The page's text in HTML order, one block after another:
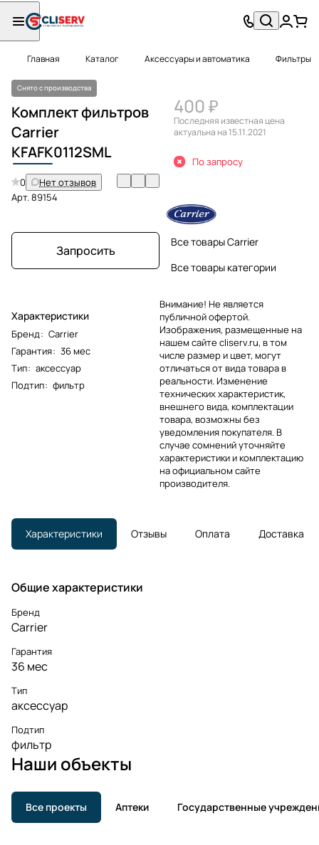
Главная Каталог Аксессуары и автоматика Фильтры
Снято с производства
Комплект фильтров
Carrier
KFAFK0112SML
0
Нет отзывов
Арт.89154
Запросить
Характеристики
Бренд: Carrier
Гарантия: 36 мес
Тип: аксессуар
Подтип: фильтр
400 ₽
Последняя известная цена
актуальна на 15.11.2021
По запросу
Все товары Carrier
Все товары категории
Внимание! Не является
публичной офертой.
Изображения, размещенные на
нашем сайте cliserv.ru, в том
числе размер и цвет, могут
отличаться от вида товара в
реальности. Изменение
технических характеристик,
внешнего вида, комплектации
товара, возможны без
уведомления покупателя. В
случае сомнений уточняйте
характеристики и комплектацию
на официальном сайте
производителя.
Характеристики Отзывы Оплата Доставка
Общие характеристики
Бренд
Carrier
Гарантия
36 мес
Тип
аксессуар
Подтип
фильтр
Наши объекты
Все проекты Аптеки Государственные